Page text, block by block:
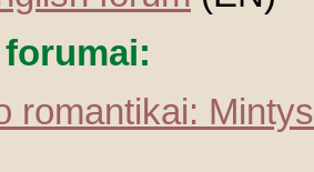
forumai:
romantikai: